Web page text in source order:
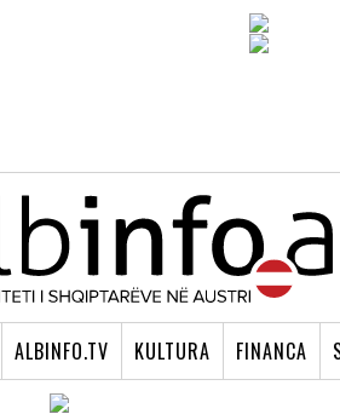
ALBINFO.TV KULTURA FINANCA